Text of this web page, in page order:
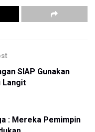
SIAP Gunakan
Langit
: Mereka Pemimpin